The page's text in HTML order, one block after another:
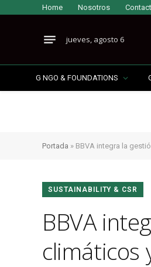
Home Nosotros
jueves, agosto 6
G NGO & FOUNDATIONS
Portada » BBVA integra la
SUSTAINABILITY & CSR
BBVA
climáticos